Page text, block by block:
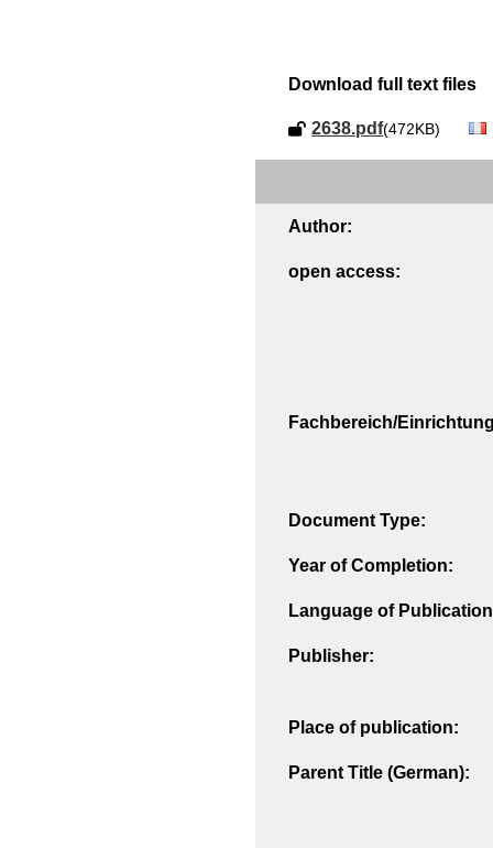
Download full text files
2638.pdf(472KB)
Author:
open access:
Fachbereich/
Document Type:
Year of Completion:
Language of
Publisher:
Place of publication:
Parent Title (German):